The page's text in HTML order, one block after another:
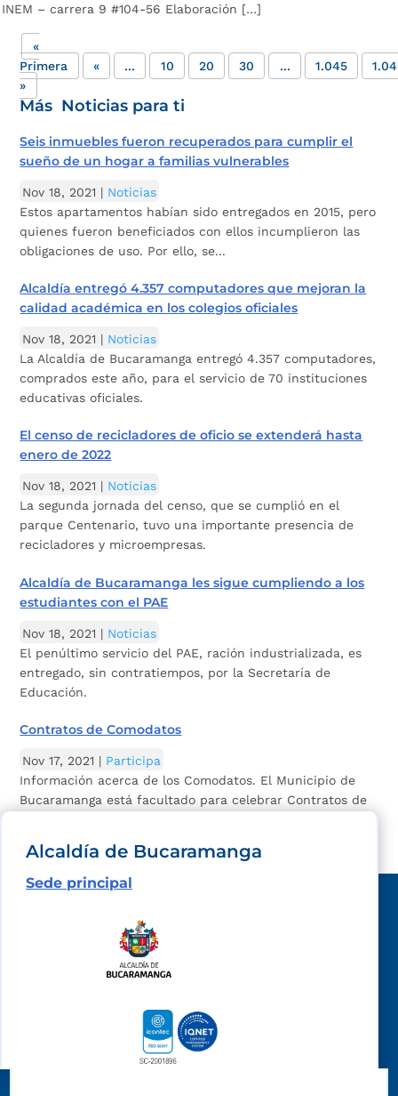
INEM – carrera 9 #104-56 Elaboración […]
«
Primera
« ... 10 20 30 ... 1.045
»
Más Noticias para ti
Seis inmuebles fueron recuperados para cumplir el
sueño de un hogar a familias vulnerables
Nov 18, 2021 | Noticias
Estos apartamentos habían sido entregados en 2015, pero
quienes fueron beneficiados con ellos incumplieron las
obligaciones de uso. Por ello, se...
Alcaldía entregó 4.357 computadores que mejoran la
calidad académica en los colegios oficiales
Nov 18, 2021 | Noticias
La Alcaldía de Bucaramanga entregó 4.357 computadores,
comprados este año, para el servicio de 70 instituciones
educativas oficiales.
El censo de recicladores de oficio se extenderá hasta
enero de 2022
Nov 18, 2021 | Noticias
La segunda jornada del censo, que se cumplió en el
parque Centenario, tuvo una importante presencia de
recicladores y microempresas.
Alcaldía de Bucaramanga les sigue cumpliendo a los
estudiantes con el PAE
Nov 18, 2021 | Noticias
El penúltimo servicio del PAE, ración industrializada, es
entregado, sin contratiempos, por la Secretaría de
Educación.
Contratos de Comodatos
Nov 17, 2021 | Participa
Información acerca de los Comodatos. El Municipio de
Bucaramanga está facultado para celebrar Contratos de
Alcaldía de Bucaramanga
Sede principal